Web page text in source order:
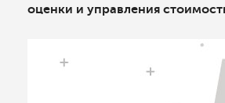
оценки и управления